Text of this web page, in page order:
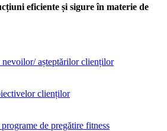
eficiente și sigure în materie de
nevoilor/ așteptărilor clienților
clienților
de pregătire fitness